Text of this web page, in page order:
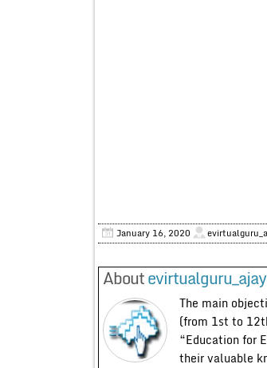
January 16, 2020
About
The main
(from 1st to
“Education for
their valuable